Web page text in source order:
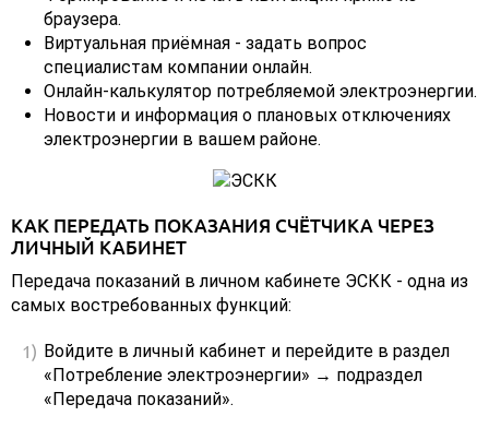
браузера.
Виртуальная приёмная - задать вопрос
специалистам компании онлайн.
Онлайн-калькулятор потребляемой электроэнергии.
Новости и информация о плановых отключениях
электроэнергии в вашем районе.
КАК ПЕРЕДАТЬ ПОКАЗАНИЯ СЧЁТЧИКА ЧЕРЕЗ
ЛИЧНЫЙ КАБИНЕТ
Передача показаний в личном кабинете ЭСКК - одна из
самых востребованных функций:
Войдите в личный кабинет и перейдите в раздел
«Потребление электроэнергии» → подраздел
«Передача показаний».